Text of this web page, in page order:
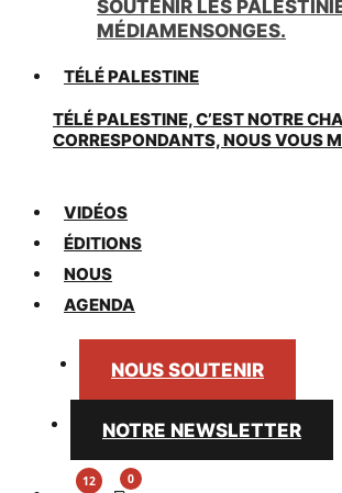
SOUTENIR LES
MÉDIAMENSONGES.
TÉLÉ PALESTINE
TÉLÉ PALESTINE, C’EST NOTRE
CORRESPONDANTS, NOUS VOUS
VIDÉOS
ÉDITIONS
NOUS
AGENDA
NOUS SOUTENIR
NOTRE NEWSLETTER
0